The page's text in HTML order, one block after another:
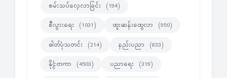
စမ်းသပ်လေ့လာခြင်း (194)
စီးပွားရေး (1031) ထူးဆန်းထွေလာ (950)
ဓါတ်ပုံသတင်း (214) နည်းပညာ (833)
နိုင္ငံတကာ (4503) ပညာရေး (319)